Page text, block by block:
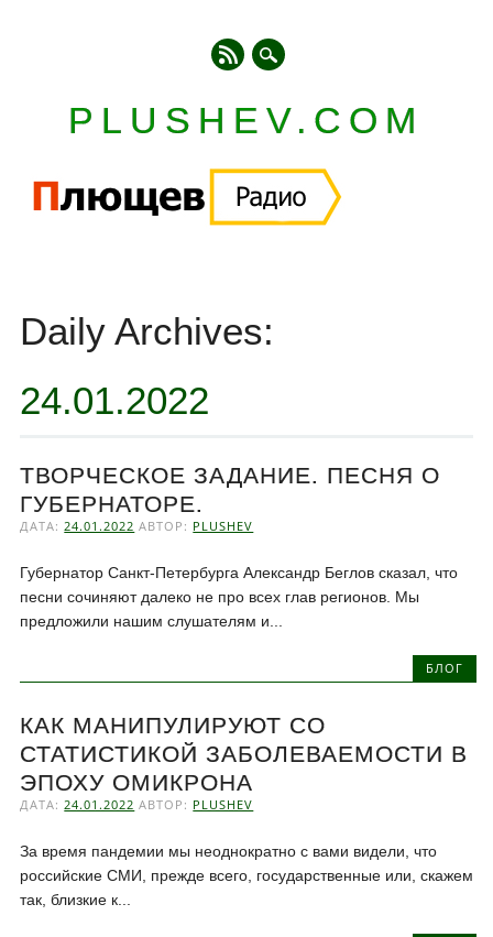
PLUSHEV.COM
content
Daily Archives:
24.01.2022
ТВОРЧЕСКОЕ ЗАДАНИЕ. ПЕСНЯ О
ГУБЕРНАТОРЕ.
ДАТА:24.01.2022 АВТОР: PLUSHEV
Губернатор Санкт-Петербурга Александр Беглов сказал, что
песни сочиняют далеко не про всех глав регионов. Мы
предложили нашим слушателям и...
БЛОГ
КАК МАНИПУЛИРУЮТ СО
СТАТИСТИКОЙ ЗАБОЛЕВАЕМОСТИ В
ЭПОХУ ОМИКРОНА
ДАТА:24.01.2022 АВТОР: PLUSHEV
За время пандемии мы неоднократно с вами видели, что
российские СМИ, прежде всего, государственные или, скажем
так, близкие к...